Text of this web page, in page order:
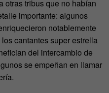
otras tribus que no habían
importante: algunos
notablemente
cantantes super estrella
del intercambio de
se empeñan en llamar